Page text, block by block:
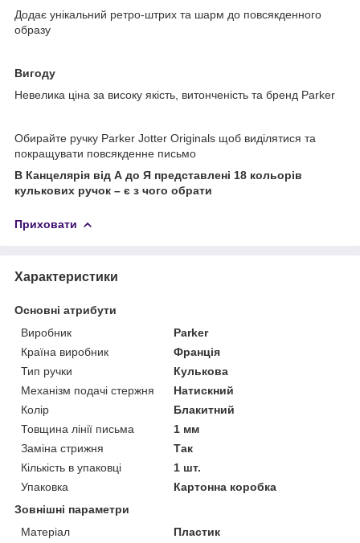
Додає унікальний ретро-штрих та шарм до повсякденного
образу
Вигоду
Невелика ціна за високу якість, витонченість та бренд Parker
Обирайте ручку Parker Jotter Originals щоб виділятися та
покращувати повсякденне письмо
В Канцелярія від А до Я представлені 18 кольорів
кулькових ручок – є з чого обрати
Приховати
Характеристики
Основні атрибути
Виробник
Parker
Країна виробник
Франція
Тип ручки
Кулькова
Механізм подачі стержня
Натискний
Колір
Блакитний
Товщина лінії письма
1 мм
Заміна стрижня
Так
Кількість в упаковці
1 шт.
Упаковка
Картонна коробка
Зовнішні параметри
Матеріал
Пластик